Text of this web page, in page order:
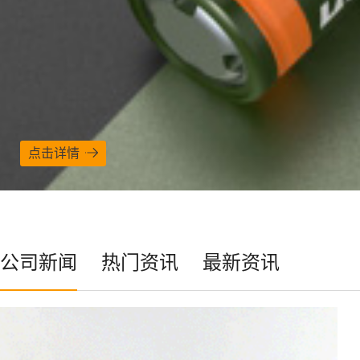
点击详情
公司新闻 热门资讯 最新资讯